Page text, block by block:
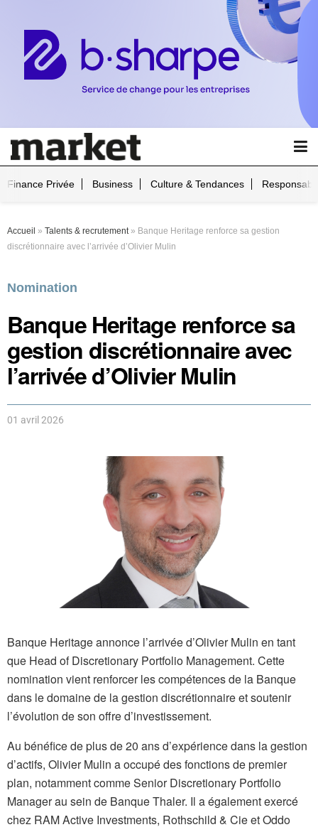
Finance Privée Business Culture & Tendances
Accueil » Talents & recrutement» Banque Heritage renforce sa gestion
discrétionnaire avec l’arrivée d’Olivier Mulin
Nomination
Banque Heritage renforce sa
gestion discrétionnaire avec
l’arrivée d’Olivier Mulin
01 avril 2026
Banque Heritage annonce l’arrivée d’Olivier Mulin en tant
que Head of Discretionary Portfolio Management. Cette
nomination vient renforcer les compétences de la Banque
dans le domaine de la gestion discrétionnaire et soutenir
l’évolution de son offre d’investissement.
Au bénéfice de plus de 20 ans d’expérience dans la gestion
d’actifs, Olivier Mulin a occupé des fonctions de premier
plan, notamment comme Senior Discretionary Portfolio
Manager au sein de Banque Thaler. Il a également exercé
chez RAM Active Investments, Rothschild & Cie et Oddo